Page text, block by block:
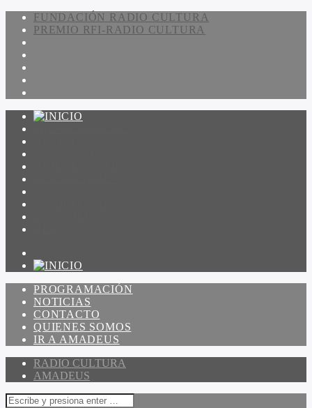
FUNDACIÓN RADIO CULTURA
PREMIO RFI-RADIO CULTURA
PROGRAMACIÓN
NOTICIAS
CONTACTO
QUIENES SOMOS
IR A AMADEUS
RADIO CULTURA
AMADEUS